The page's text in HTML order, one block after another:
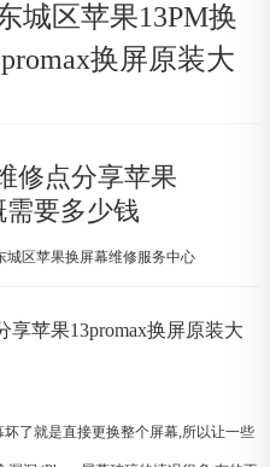
城区苹果13PM换
换屏原装大
修点分享苹果
需要多少钱
城区苹果换屏幕维修服务中心
享苹果13promax换屏原装大
了就是直接更换整个屏幕,所以让一些